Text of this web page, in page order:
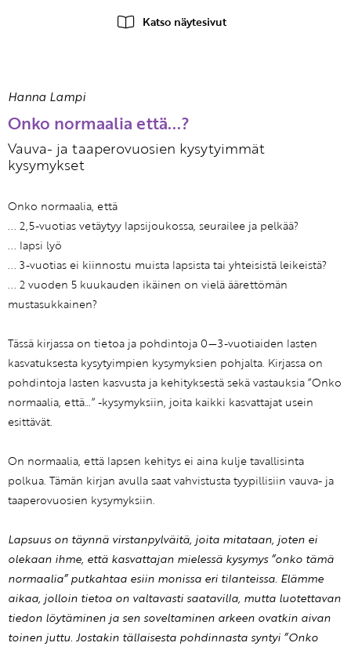
Katso näytesivut
Hanna Lampi
Onko normaalia että...?
Vauva- ja taaperovuosien kysytyimmät
kysymykset
Onko normaalia, että
... 2,5-vuotias vetäytyy lapsijoukossa, seurailee ja pelkää?
... lapsi lyö
... 3-vuotias ei kiinnostu muista lapsista tai yhteisistä leikeistä?
... 2 vuoden 5 kuukauden ikäinen on vielä äärettömän
mustasukkainen?
Tässä kirjassa on tietoa ja pohdintoja 0—3-vuotiaiden lasten
kasvatuksesta kysytyimpien kysymyksien pohjalta. Kirjassa on
pohdintoja lasten kasvusta ja kehityksestä sekä vastauksia ”Onko
normaalia, että…” -kysymyksiin, joita kaikki kasvattajat usein
esittävät.
On normaalia, että lapsen kehitys ei aina kulje tavallisinta
polkua. Tämän kirjan avulla saat vahvistusta tyypillisiin vauva- ja
taaperovuosien kysymyksiin.
Lapsuus on täynnä virstanpylväitä, joita mitataan, joten ei
olekaan ihme, että kasvattajan mielessä kysymys ”onko tämä
normaalia” putkahtaa esiin monissa eri tilanteissa. Elämme
aikaa, jolloin tietoa on valtavasti saatavilla, mutta luotettavan
tiedon löytäminen ja sen soveltaminen arkeen ovatkin aivan
toinen juttu. Jostakin tällaisesta pohdinnasta syntyi ”Onko